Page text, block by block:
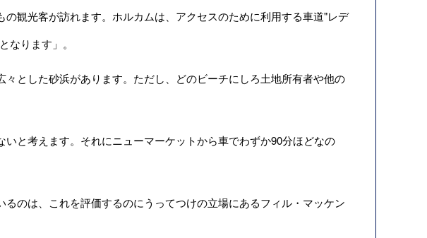
観光客が訪れます。ホルカムは、アクセスのために利用する車道"レデ
なります」。
とした砂浜があります。ただし、どのビーチにしろ土地所有者や他の
と考えます。それにニューマーケットから車でわずか90分ほどなの
のは、これを評価するのにうってつけの立場にあるフィル・マッケン